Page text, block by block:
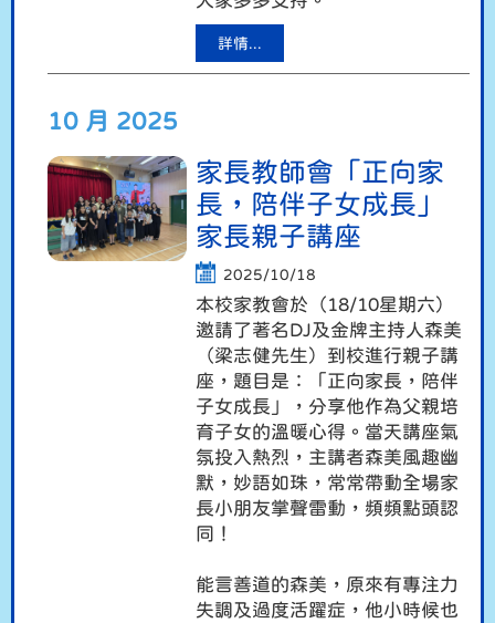
詳情...
10 月 2025
家長教師會「正向家
長，陪伴子女成長」
家長親子講座
2025/10/18
本校家教會於（ 18/10星期六）
邀請了著名DJ及金牌主持人森美
（梁志健先生）到校進行親子講
座 ， 題目是：「正向家長，陪伴
子女成長」，分享他作為父親培
育子女的溫暖心得。當天講座氣
氛投入熱烈，主講者森美風趣幽
默，妙語如珠，常常帶動全場家
長小朋友掌聲雷動，頻頻點頭認
同！
能言善道的森美 ， 原來有專注力
失調及過度活躍症 ， 他小時候也